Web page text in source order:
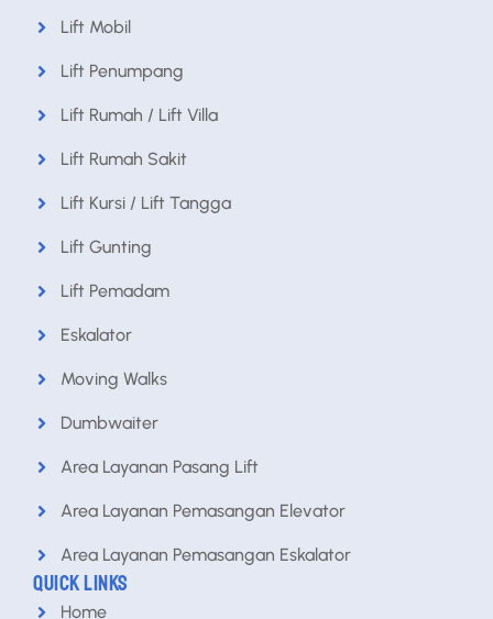
Lift Mobil
Lift Penumpang
Lift Rumah / Lift Villa
Lift Rumah Sakit
Lift Kursi / Lift Tangga
Lift Gunting
Lift Pemadam
Eskalator
Moving Walks
Dumbwaiter
Area Layanan Pasang Lift
Area Layanan Pemasangan Elevator
Area Layanan Pemasangan Eskalator
QUICK LINKS
Home